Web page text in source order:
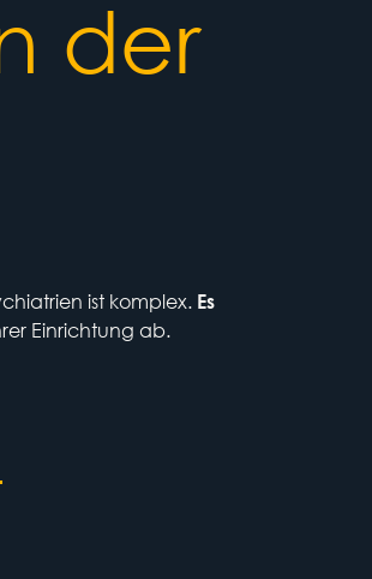
der
ist komplex. Es
Einrichtung ab.